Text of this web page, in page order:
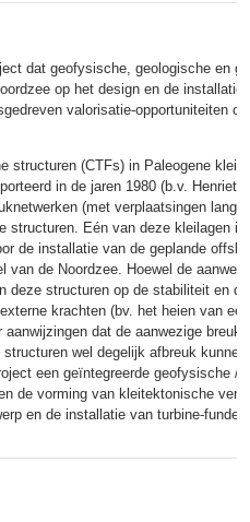
dat geofysische, geologische en
op het design en de installatie
valorisatie-opportuniteiten
structuren (CTFs) in Paleogene
in de jaren 1980 (b.v. Henriet
(met verplaatsingen
structuren. Eén van deze kleilagen
de installatie van de geplande
van de Noordzee. Hoewel de
deze structuren op de stabiliteit en
krachten (bv. het heien van
dat de aanwezige
wel degelijk afbreuk
een geïntegreerde geofysische /
de vorming van kleitektonische
en de installatie van turbine-